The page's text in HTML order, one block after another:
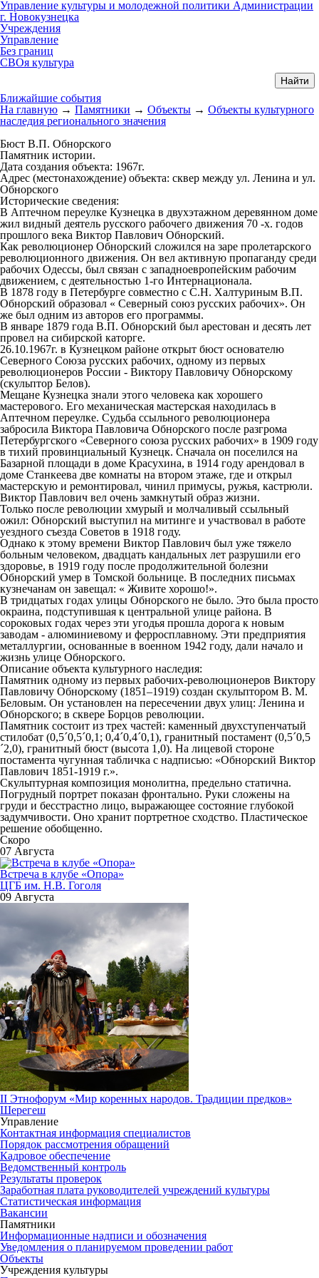
Управление культуры и молодежной политики Администрации
г. Новокузнецка
Учреждения
Управление
Без границ
СВОя культура
Ближайшие события
На главную → Памятники → Объекты → Объекты культурного
наследия регионального значения
Бюст В.П. Обнорского
Памятник истории.
Дата создания объекта: 1967г.
Адрес (местонахождение) объекта: сквер между ул. Ленина и ул.
Обнорского
Исторические сведения:
В Аптечном переулке Кузнецка в двухэтажном деревянном доме
жил видный деятель русского рабочего движения 70 -х. годов
прошлого века Виктор Павлович Обнорский.
Как революционер Обнорский сложился на заре пролетарского
революционного движения. Он вел активную пропаганду среди
рабочих Одессы, был связан с западно­европейским рабочим
движением, с деятельностью 1-го Интернационала.
В 1878 году в Петербурге совместно с С.Н. Халтуриным В.П.
Обнорский образовал « Северный союз русских рабочих». Он
же был одним из авторов его программы.
В январе 1879 года В.П. Обнорский был арестован и десять лет
провел на сибирской каторге.
26.10.1967г. в Кузнецком районе открыт бюст основателю
Северного Союза русских рабочих, одному из первых
революционеров России - Виктору Павловичу Обнорскому
(скульптор Белов).
Мещане Кузнецка знали этого человека как хорошего
мастерового. Его механическая мастерская находилась в
Аптечном переулке. Судьба ссыльного революционера
забросила Виктора Павловича Обнорского после разгрома
Петербургского «Северного союза русских рабочих» в 1909 году
в тихий провинциальный Кузнецк. Сначала он поселился на
Базарной площади в доме Красухина, в 1914 году арендовал в
доме Станкеева две комнаты на втором этаже, где и открыл
мастерскую и ремонтировал, чинил примусы, ружья, кастрюли.
Виктор Павлович вел очень замкнутый образ жизни.
Только после революции хмурый и молчаливый ссыльный
ожил: Обнорский выступил на митинге и участвовал в работе
уездного съезда Советов в 1918 году.
Однако к этому времени Виктор Павлович был уже тяжело
больным человеком, двадцать кандальных лет разрушили его
здоровье, в 1919 году после продолжительной болезни
Обнорский умер в Томской больнице. В последних письмах
кузнечанам он завещал: « Живите хорошо!».
В тридцатых годах улицы Обнорского не было. Это была просто
окраина, подступившая к центральной улице района. В
сороковых годах через эти угодья прошла дорога к новым
заводам - алюминиевому и ферросплавному. Эти предприятия
металлургии, основанные в военном 1942 году, дали начало и
жизнь улице Обнорского.
Описание объекта культурного наследия:
Памятник одному из первых рабочих-революционеров Виктору
Павловичу Обнорскому (1851–1919) создан скульптором В. М.
Беловым. Он установлен на пересечении двух улиц: Ленина и
Обнорского; в сквере Борцов революции.
Памятник состоит из трех частей: каменный двухступенчатый
стилобат (0,5´0,5´0,1; 0,4´0,4´0,1), гранитный постамент (0,5´0,5
´2,0), гранитный бюст (высота 1,0). На лицевой стороне
постамента чугунная табличка с надписью: «Обнорский Виктор
Павлович 1851-1919 г.».
Скульптурная композиция монолитна, предельно статична.
Погрудный портрет показан фронтально. Руки сложены на
груди и бесстрастно лицо, выражающее состояние глубокой
задумчивости. Оно хранит портретное сходство. Пластическое
решение обобщенно.
Скоро
07 Августа
Встреча в клубе «Опора»
ЦГБ им. Н.В. Гоголя
09 Августа
II Этнофорум «Мир коренных народов. Традиции предков»
Шерегеш
Управление
Контактная информация специалистов
Порядок рассмотрения обращений
Кадровое обеспечение
Ведомственный контроль
Результаты проверок
Заработная плата руководителей учреждений культуры
Статистическая информация
Вакансии
Памятники
Информационные надписи и обозначения
Уведомления о планируемом проведении работ
Объекты
Учреждения культуры